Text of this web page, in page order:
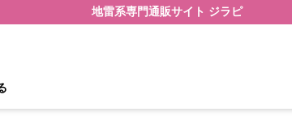
地雷系専門通販サイト ジラピ